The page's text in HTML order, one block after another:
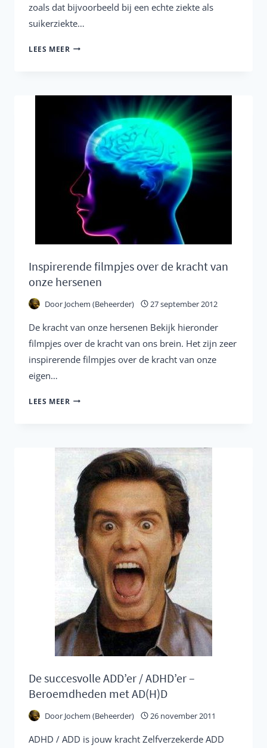
zoals dat bijvoorbeeld bij een echte ziekte als
suikerziekte…
LEES MEER HET
VS
ADD
ADHD
BREIN
Inspirerende filmpjes over de kracht van
onze hersenen
Door Jochem (Beheerder) 27 september 2012
De kracht van onze hersenen Bekijk hieronder
filmpjes over de kracht van ons brein. Het zijn zeer
inspirerende filmpjes over de kracht van onze
eigen…
LEES MEER INSPIRERENDE
DE
KRACHT
VAN
ONZE
HERSENEN
De succesvolle ADD’er / ADHD’er –
Beroemdheden met AD(H)D
Door Jochem (Beheerder) 26 november 2011
ADHD / ADD is jouw kracht Zelfverzekerde ADD